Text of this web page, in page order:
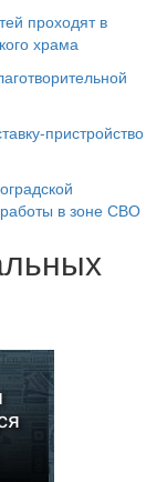
проходят в
храма
пристройство
работы в зоне СВО